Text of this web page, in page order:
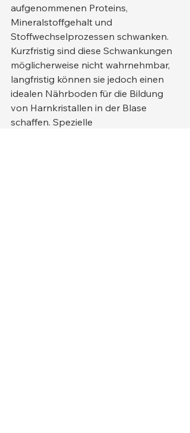
aufgenommenen Proteins,
Mineralstoffgehalt und
Stoffwechselprozessen schwanken.
Kurzfristig sind diese Schwankungen
möglicherweise nicht wahrnehmbar,
langfristig können sie jedoch einen
idealen Nährboden für die Bildung
von Harnkristallen in der Blase
schaffen. Spezielle